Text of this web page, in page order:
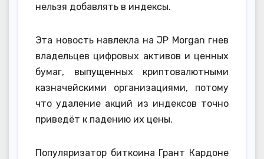
нельзя добавлять в индексы.
Эта новость навлекла на JP Morgan гнев
владельцев цифровых активов и ценных
бумаг, выпущенных криптовалютными
казначейскими организациями, потому
что удаление акций из индексов точно
приведёт к падению их цены.
Популяризатор биткоина Грант Кардоне